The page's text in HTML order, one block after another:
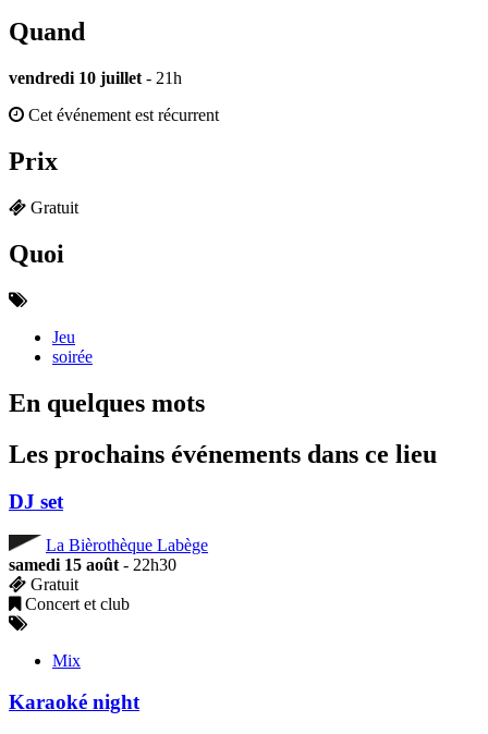
Quand
vendredi 10 juillet - 21h
Cet événement est récurrent
Prix
Gratuit
Quoi
Jeu
soirée
En quelques mots
Les prochains événements dans ce lieu
DJ set
La Bièrothèque Labège
samedi 15 août - 22h30
Gratuit
Concert et club
Mix
Karaoké night